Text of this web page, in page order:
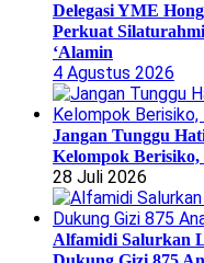
Delegasi YME
Perkuat
‘Alamin
4 Agustus 2026
Jangan Tunggu
Kelompok
28 Juli 2026
Alfamidi Salurkan